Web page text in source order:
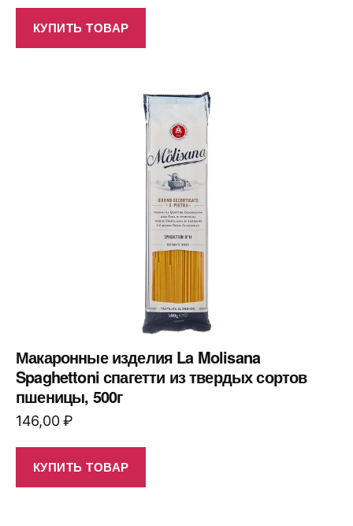
КУПИТЬ ТОВАР
Макаронные изделия La Molisana
Spaghettoni спагетти из твердых сортов
пшеницы, 500г
146,00₽
КУПИТЬ ТОВАР